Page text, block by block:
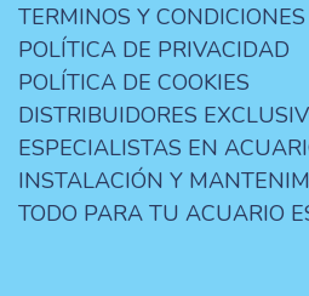
TERMINOS Y CONDICIONES
POLÍTICA DE PRIVACIDAD
POLÍTICA DE COOKIES
DISTRIBUIDORES
ESPECIALISTAS EN
INSTALACIÓN Y
TODO PARA TU ACUARIO